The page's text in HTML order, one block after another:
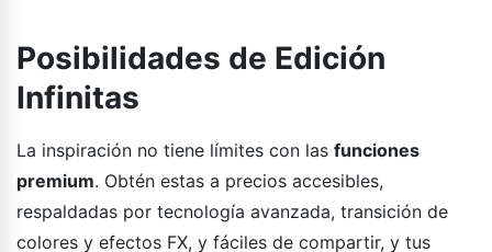
Posibilidades de Edición
Infinitas
La inspiración no tiene límites con las funciones
premium. Obtén estas a precios accesibles,
respaldadas por tecnología avanzada, transición de
colores y efectos FX, y fáciles de compartir, y tus